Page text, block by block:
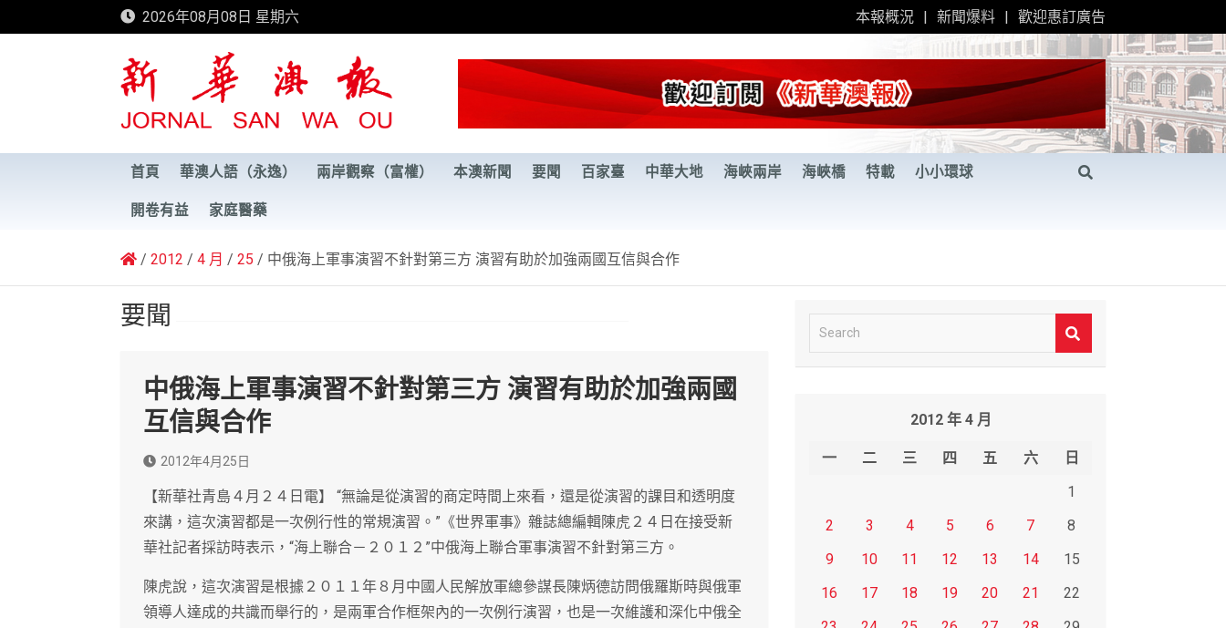
to
2026年08月08日 星期六 本報概況 新聞爆料 歡迎惠訂廣告
新華澳報
首頁 華澳人語（永逸） 兩岸觀察（富權） 本澳新聞 要聞 百家臺 中華大地 海峽兩岸 海峽橋 特載 小小環球
開卷有益 家庭醫藥
2012 4 月 25 中俄海上軍事演習不針對第三方 演習有助於加強兩國互信與合作
要聞
中俄海上軍事演習不針對第三方 演習有助於加強兩國
互信與合作
2012年4月25日
【新華社青島４月２４日電】 “無論是從演習的商定時間上來看，還是從演習的課目和透明度
來講，這次演習都是一次例行性的常規演習。”《世界軍事》雜誌總編輯陳虎２４日在接受新
華社記者採訪時表示，“海上聯合－２０１２”中俄海上聯合軍事演習不針對第三方。
陳虎說，這次演習是根據２０１１年８月中國人民解放軍總參謀長陳炳德訪問俄羅斯時與俄軍
領導人達成的共識而舉行的，是兩軍合作框架內的一次例行演習，也是一次維護和深化中俄全
e
2012 年 4 月
一 二 三 四 五 六
日
1
2
3 4 5 6 7
8
9
10 11 12 13 14
15
16
17 18 19 20 21
22